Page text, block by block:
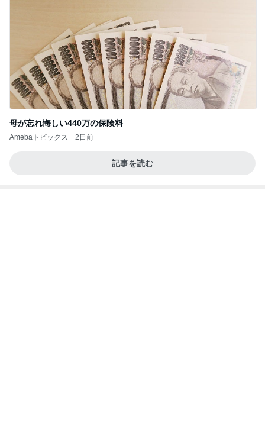
母が忘れ悔しい440万の保険料
Amebaトピックス 2日前
記事を読む